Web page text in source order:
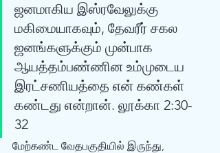
ஜனமாகிய இஸ்ரவேலுக்கு
மகிமையாகவும், தேவரீர் சகல
ஜனங்களுக்கும் முன்பாக
ஆயத்தம்பண்ணின உம்முடைய
இரட்சணியத்தை என் கண்கள்
கண்டது என்றான். லூக்கா 2:30-
32
மேற்கண்ட வேதபகுதியில் இருந்து,